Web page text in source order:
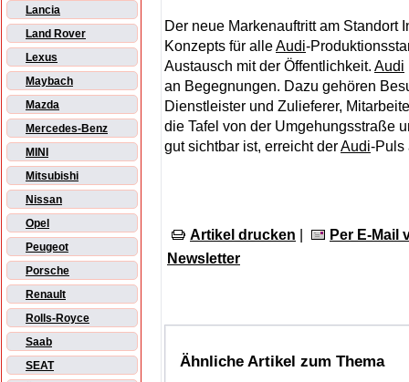
Lancia
Land Rover
Lexus
Maybach
Mazda
Mercedes-Benz
MINI
Mitsubishi
Nissan
Opel
Peugeot
Porsche
Renault
Rolls-Royce
Saab
SEAT
Der neue Markenauftritt am Standort
Konzepts für alleAudi-
Austausch mit der Öffentlichkeit. Audi
an Begegnungen. Dazu gehören
Dienstleister und Zulieferer,
die Tafel von der Umgehungsstraße
gut sichtbar ist, erreicht derAudi-Puls
Artikel drucken
Per E-Mail
Newsletter
Ähnliche Artikel zum Thema